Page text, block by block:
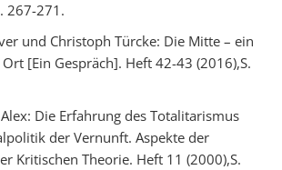
267-271.
und Christoph Türcke: Die Mitte – ein
[Ein Gespräch]. Heft 42-43 (2016),S.
Die Erfahrung des Totalitarismus
der Vernunft. Aspekte der
Kritischen Theorie. Heft 11 (2000),S.